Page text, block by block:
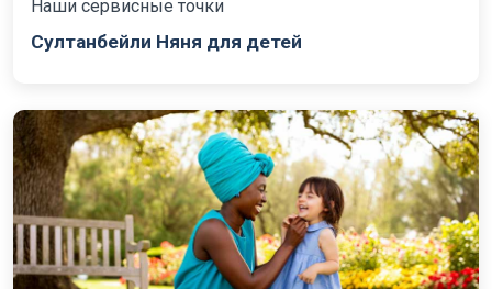
Наши сервисные точки
Султанбейли Няня для детей